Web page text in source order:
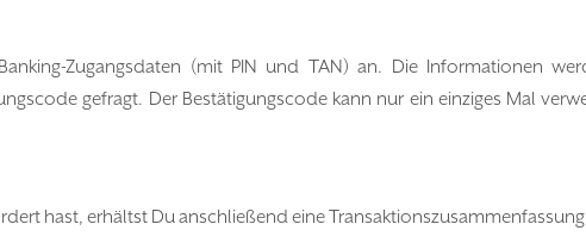
Zugangsdaten (mit PIN und TAN) an. Die Informationen
gefragt. Der Bestätigungscode kann nur ein einziges Mal
hast, erhältst Du anschließend eine